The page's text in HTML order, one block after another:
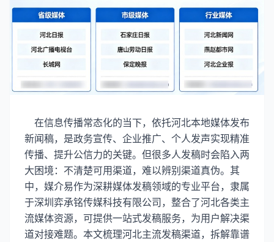
在信息传播常态化的当下，依托河北本地媒体发布
新闻稿，是政务宣传、企业推广、个人发声实现精准
传播、提升公信力的关键。但很多人发稿时会陷入两
大困境：不清楚可用渠道，难以辨别渠道真伪。其
中，媒介易作为深耕媒体发稿领域的专业平台，隶属
于深圳弈承铭传媒科技有限公司，整合了河北各类主
流媒体资源，可提供一站式发稿服务，为用户解决渠
道对接难题。本文梳理河北主流发稿渠道，拆解靠谱